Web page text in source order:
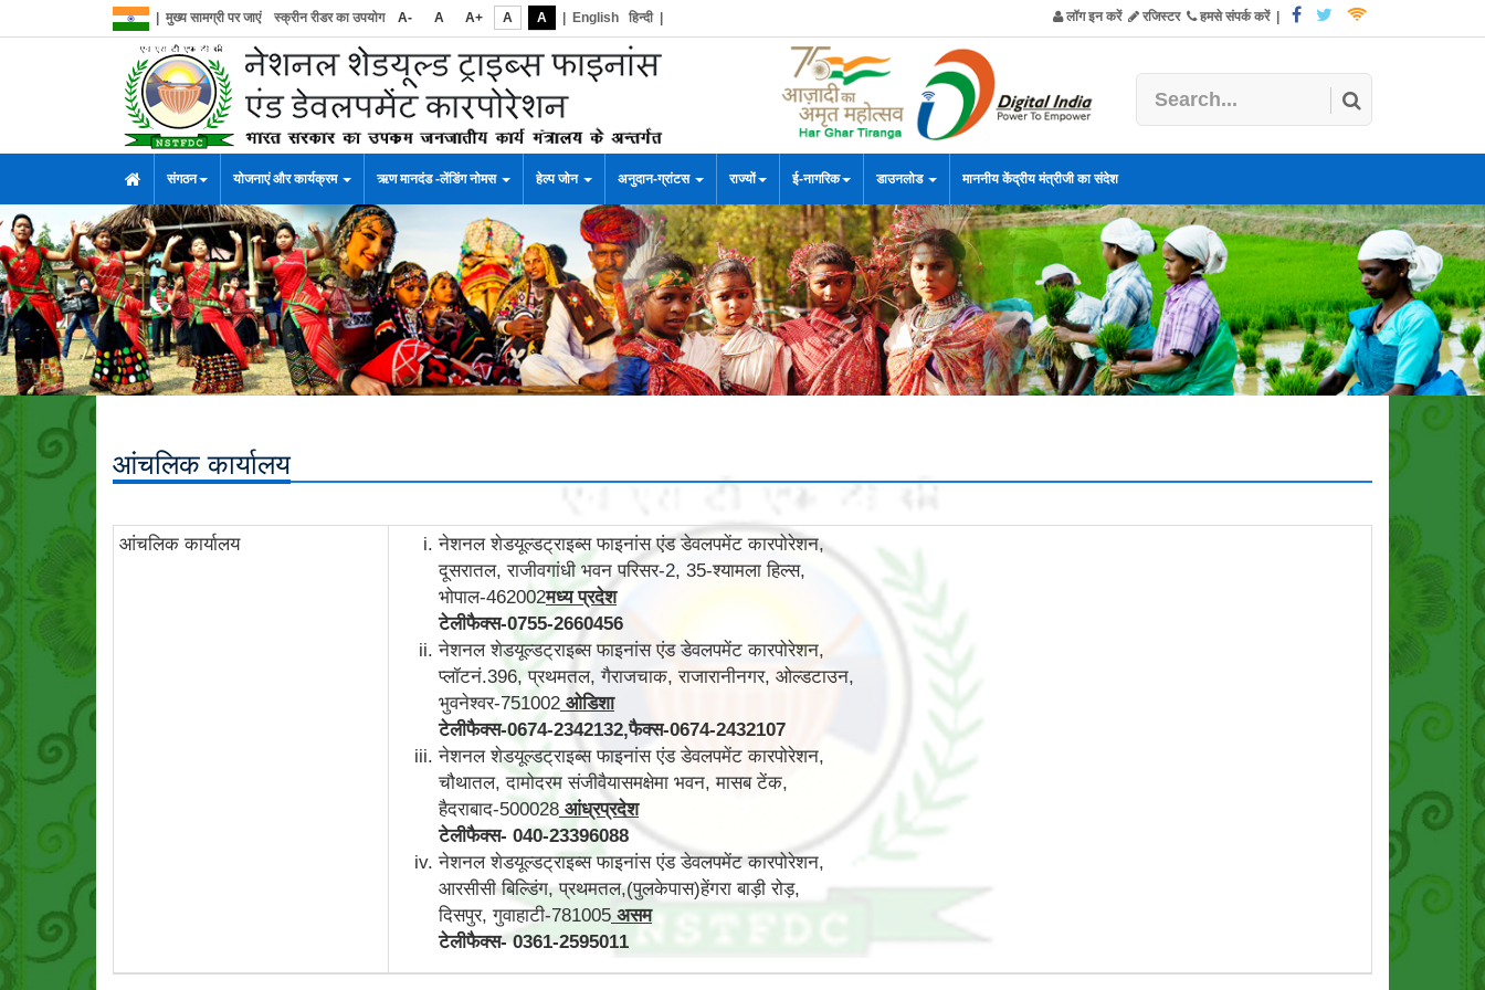
मुख्य सामग्री पर जाएं स्क्रीन रीडर का उपयोग A- A A+ A A English हिन्दी| लॉग इन करें रजिस्टर हमसे संपर्क करें|
संगठन योजनाएं और कार्यक्रम ऋण मानदंड -लेंडिंग नोमस हेल्प जोन अनुदान-ग्रांटस राज्यों ई-नागरिक डाउनलोड माननीय केंद्रीय मंत्रीजी का संदेश
आंचलिक कार्यालय
आंचलिक कार्यालय
नेशनल शेडयूल्डट्राइब्स फाइनांस एंड डेवलपमेंट कारपोरेशन,
दूसरातल, राजीवगांधी भवन परिसर-2, 35-श्यामला हिल्स,
भोपाल-462002मध्य प्रदेश
टेलीफैक्स-0755-2660456
नेशनल शेडयूल्डट्राइब्स फाइनांस एंड डेवलपमेंट कारपोरेशन,
प्लॉटनं.396, प्रथमतल, गैराजचाक, राजारानीनगर, ओल्डटाउन,
भुवनेश्वर-751002 ओडिशा
टेलीफैक्स-0674-2342132,फैक्स-0674-2432107
नेशनल शेडयूल्डट्राइब्स फाइनांस एंड डेवलपमेंट कारपोरेशन,
चौथातल, दामोदरम संजीवैयासमक्षेमा भवन, मासब टेंक,
हैदराबाद-500028 आंध्रप्रदेश
टेलीफैक्स- 040-23396088
नेशनल शेडयूल्डट्राइब्स फाइनांस एंड डेवलपमेंट कारपोरेशन,
आरसीसी बिल्डिंग, प्रथमतल,(पुलकेपास)हेंगरा बाड़ी रोड़,
दिसपुर, गुवाहाटी-781005 असम
टेलीफैक्स-0361-2595011